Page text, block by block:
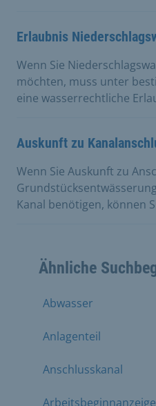
Erlaubnis
Wenn Sie
möchten, muss unter
eine wasserrechtliche
Auskunft zu
Wenn Sie Auskunft zu
Kanal benötigen, können
Ähnliche
Abwasser
Anlagenteil
Anschlusskanal
Arbeitsbeginnanzeige